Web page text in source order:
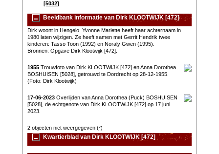
[5032]
Beeldbank informatie van Dirk KLOOTWIJK [472]
Dirk woont in Hengelo. Yvonne Mariette heeft haar achternaam in
1980 laten wijzigen. Ze heeft samen met Gerrit Hendrik twee
kinderen: Tasso Toon (1992) en Noraly Gwen (1995).
Bronnen: Opgave Dirk Klootwijk [472].
1955Trouwfoto van Dirk KLOOTWIJK [472] en Anna Dorothea
BOSHUISEN [5028], getrouwd te Dordrecht op 28-12-1955.
(Foto: Dirk Klootwijk)
17-06-2023 Overlijden van Anna Dorothea (Puck) BOSHUISEN
[5028], de echtgenote van Dirk KLOOTWIJK [472] op 17 juni
2023.
2 objecten niet weergegeven (²)
Kwartierblad van Dirk KLOOTWIJK [472]